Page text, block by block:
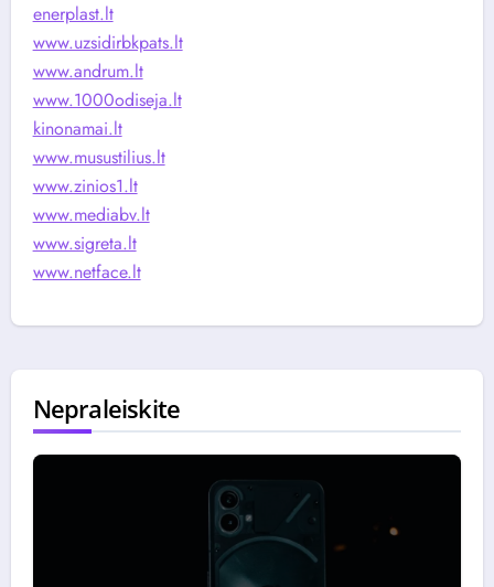
enerplast.lt
www.uzsidirbkpats.lt
www.andrum.lt
www.1000odiseja.lt
kinonamai.lt
www.musustilius.lt
www.zinios1.lt
www.mediabv.lt
www.sigreta.lt
www.netface.lt
Nepraleiskite